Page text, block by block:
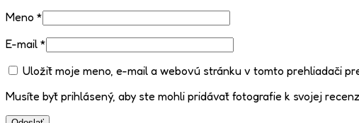
Meno *
E-mail *
Uložiť moje meno, e-mail a webovú stránku v tomto prehliadači
Musíte byť prihlásený, aby ste mohli pridávať fotografie k svojej